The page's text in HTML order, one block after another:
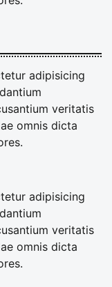
adipisicing
veritatis
omnis dicta
adipisicing
veritatis
omnis dicta